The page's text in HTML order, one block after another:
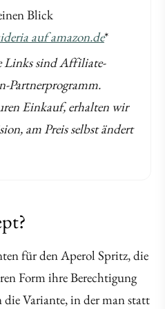
Blick
auf amazon.de*
Links sind Affiliate-
Partnerprogramm.
Einkauf, erhalten wir
am Preis selbst ändert
für den Aperol Spritz, die
Form ihre Berechtigung
die Variante, in der man statt